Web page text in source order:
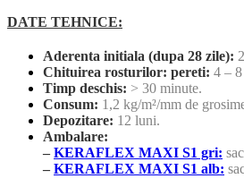
DATE TEHNICE:
Aderenta initiala (dupa 28 zile):
Chituirea rosturilor: pereti: 4 –
Timp deschis: > 30 minute.
Consum: 1,2 kg/m²/mm de
Depozitare: 12 luni.
Ambalare:
– KERAFLEX MAXI S1 gri:
– KERAFLEX MAXI S1 alb: